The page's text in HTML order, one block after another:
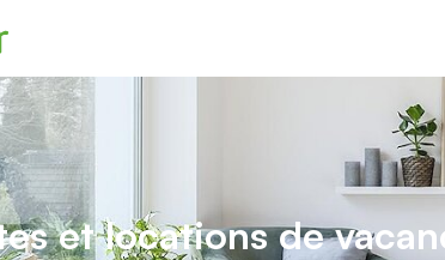
et locations de